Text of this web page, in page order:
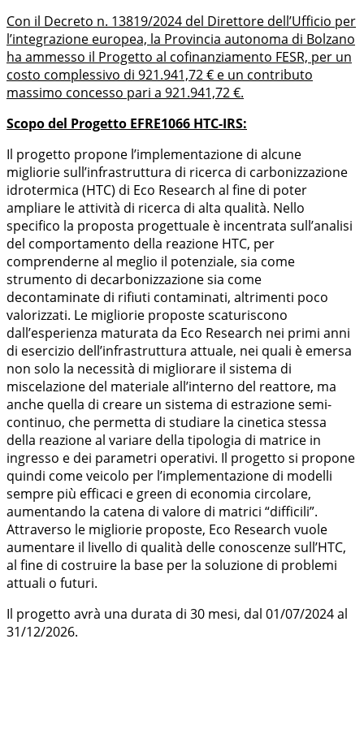
Con il Decreto n. 13819/2024 del Direttore dell’Ufficio per
l’integrazione europea, la Provincia autonoma di Bolzano
ha ammesso il Progetto al cofinanziamento FESR, per un
costo complessivo di 921.941,72 € e un contributo
massimo concesso pari a 921.941,72 €.
Scopo del Progetto EFRE1066 HTC-IRS:
Il progetto propone l’implementazione di alcune
migliorie sull’infrastruttura di ricerca di carbonizzazione
idrotermica (HTC) di Eco Research al fine di poter
ampliare le attività di ricerca di alta qualità. Nello
specifico la proposta progettuale è incentrata sull’analisi
del comportamento della reazione HTC, per
comprenderne al meglio il potenziale, sia come
strumento di decarbonizzazione sia come
decontaminate di rifiuti contaminati, altrimenti poco
valorizzati. Le migliorie proposte scaturiscono
dall’esperienza maturata da Eco Research nei primi anni
di esercizio dell’infrastruttura attuale, nei quali è emersa
non solo la necessità di migliorare il sistema di
miscelazione del materiale all’interno del reattore, ma
anche quella di creare un sistema di estrazione semi-
continuo, che permetta di studiare la cinetica stessa
della reazione al variare della tipologia di matrice in
ingresso e dei parametri operativi. Il progetto si propone
quindi come veicolo per l’implementazione di modelli
sempre più efficaci e green di economia circolare,
aumentando la catena di valore di matrici “difficili”.
Attraverso le migliorie proposte, Eco Research vuole
aumentare il livello di qualità delle conoscenze sull’HTC,
al fine di costruire la base per la soluzione di problemi
attuali o futuri.
Il progetto avrà una durata di 30 mesi, dal 01/07/2024 al
31/12/2026.